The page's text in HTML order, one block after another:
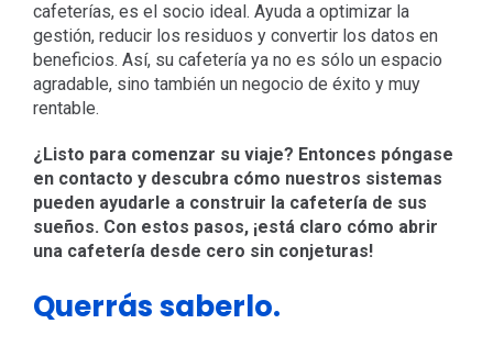
cafeterías, es el socio ideal. Ayuda a optimizar la
gestión, reducir los residuos y convertir los datos en
beneficios. Así, su cafetería ya no es sólo un espacio
agradable, sino también un negocio de éxito y muy
rentable.
¿Listo para comenzar su viaje? Entonces póngase
en contacto y descubra cómo nuestros sistemas
pueden ayudarle a construir la cafetería de sus
sueños. Con estos pasos, ¡está claro cómo abrir
una cafetería desde cero sin conjeturas!
Querrás saberlo.